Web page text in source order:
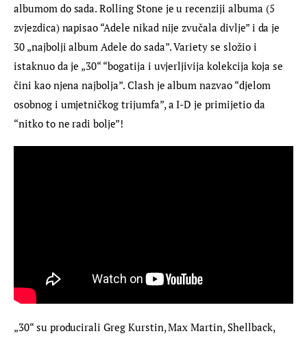
albumom do sada. Rolling Stone je u recenziji albuma (5
zvjezdica) napisao “Adele nikad nije zvučala divlje” i da je
30 „najbolji album Adele do sada”. Variety se složio i
istaknuo da je „30“ “bogatija i uvjerljivija kolekcija koja se
čini kao njena najbolja”. Clash je album nazvao “djelom
osobnog i umjetničkog trijumfa”, a I-D je primijetio da
“nitko to ne radi bolje”!
„30“ su producirali Greg Kurstin, Max Martin, Shellback,